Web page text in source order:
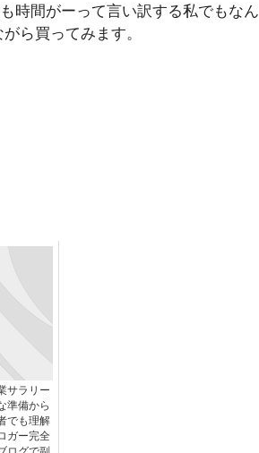
時間がーって言い訳する私でもなん
ら買ってみます。
サラリー
準備から
でも理解
ガー完全